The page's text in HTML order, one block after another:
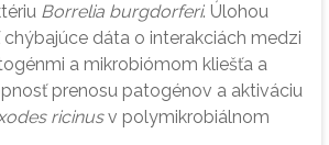
Borrelia burgdorferi. Úlohou
dáta o interakciách medzi
a mikrobiómom kliešťa a
prenosu patogénov a aktiváciu
ricinusv polymikrobiálnom